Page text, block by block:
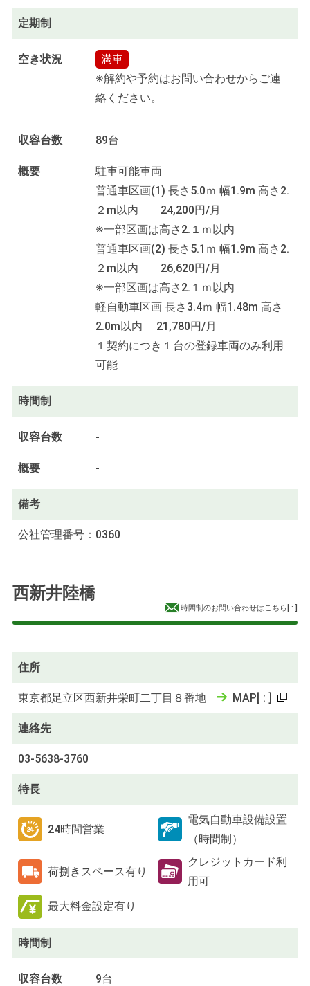
定期制
空き状況
満車
※解約や予約はお問い合わせからご連
絡ください。
収容台数 89台
概要
駐車可能車両
普通車区画(1) 長さ5.0ｍ 幅1.9m 高さ2.
２m以内 24,200円/月
※一部区画は高さ2.１ｍ以内
普通車区画(2) 長さ5.1ｍ 幅1.9m 高さ2.
２m以内 26,620円/月
※一部区画は高さ2.１ｍ以内
軽自動車区画 長さ3.4ｍ 幅1.48m 高さ
2.0m以内 21,780円/月
１契約につき１台の登録車両のみ利用
可能
時間制
収容台数 -
概要 -
備考
公社管理番号：0360
西新井陸橋
時間制のお問い合わせはこちら [ :]
住所
東京都足立区西新井栄町二丁目８番地 MAP [ :]
連絡先
03-5638-3760
特長
24時間営業
電気自動車設備設置
（時間制）
荷捌きスペース有り
クレジットカード利
用可
最大料金設定有り
時間制
収容台数 9台